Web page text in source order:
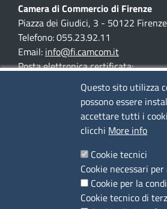
Camera di Commercio di Firenze
Piazza dei Giudici, 3 - 50122 Firenze
Telefono: 055.23.92.11
Email: info@fi.camcom.it
Posta elettronica certificata:
cciaa.firenze@fi.legalmail.camcom.it
Partita IVA 03097420487
Codice fiscale 80002690487
Accesso riservato
Questo sito utilizza
possono essere
accettare tutti i
clicchi More info
Cookie tecnici
Cookie necessari
Cookie per la
Cookie tecnico di